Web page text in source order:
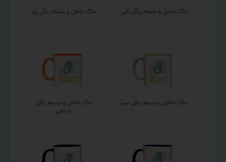
ماگ داخل و دسته رنگی آبی ماگ داخل و دسته رنگی زرد
ماگ داخل و دسته رنگی سبز
ماگ داخل و دسته رنگی
نارنجی